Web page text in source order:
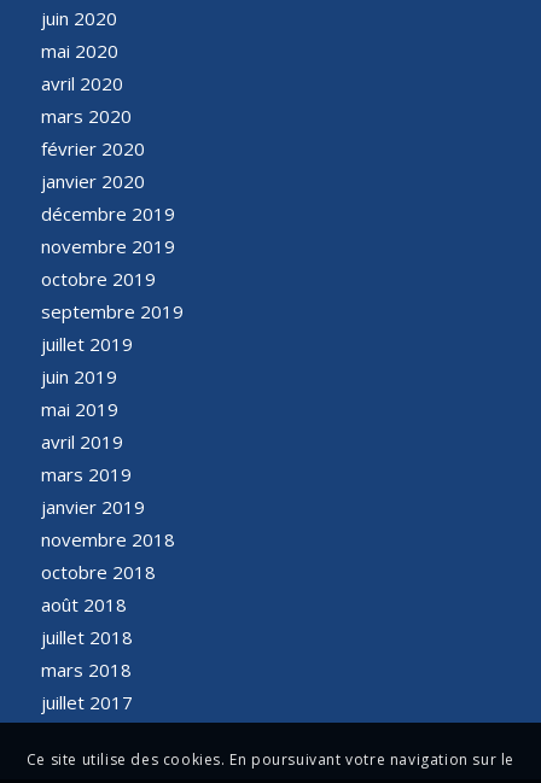
juin 2020
mai 2020
avril 2020
mars 2020
février 2020
janvier 2020
décembre 2019
novembre 2019
octobre 2019
septembre 2019
juillet 2019
juin 2019
mai 2019
avril 2019
mars 2019
janvier 2019
novembre 2018
octobre 2018
août 2018
juillet 2018
mars 2018
juillet 2017
Ce site utilise des cookies. En poursuivant votre navigation sur le